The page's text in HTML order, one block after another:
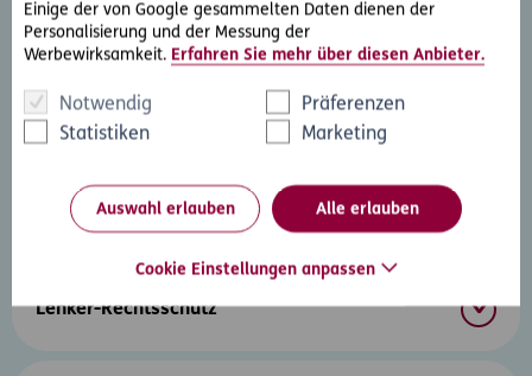
Einige der von Google gesammelten Daten dienen der
Personalisierung und der Messung der
Werbewirksamkeit. Erfahren Sie mehr über diesen Anbieter.
Notwendig
Präferenzen
Statistiken
Marketing
Auswahl erlauben Alle erlauben
Cookie Einstellungen anpassen
Daten-Rechtsschutz
Exekutionspaket
Internet-Rechtsschutz
Lenker-Rechtsschutz